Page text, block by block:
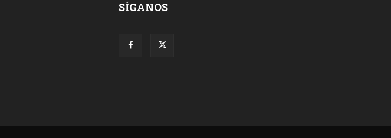
SÍGANOS